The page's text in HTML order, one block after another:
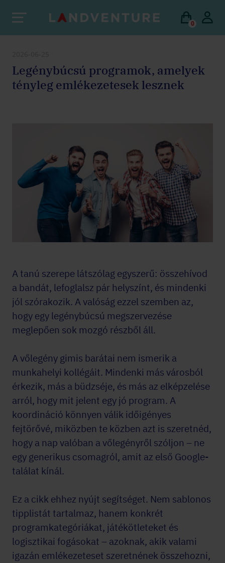
0
Legénybúcsú programok, amelyek
tényleg emlékezetesek lesznek
A tanú szerepe látszólag egyszerű: összehívod
a bandát, lefoglalsz pár helyszínt, és mindenki
jól szórakozik. A valóság ezzel szemben az,
hogy egy legénybúcsú megszervezése
meglepően sok mozgó részből áll.
A vőlegény gimis barátai nem ismerik a
munkahelyi kollégáit. Mindenki más városból
érkezik, más a büdzséje, és más az elképzelése
arról, hogy mit jelent egy jó program. A
koordináció könnyen válik időigényes
fejtörővé, miközben te közben azt is szeretnéd,
hogy a nap valóban a vőlegényről szóljon – ne
egy generikus csomagról, amit az első Google-
találat kínál.
Ez a cikk ehhez nyújt segítséget. Nem sablonos
tipplistát tartalmaz, hanem konkrét
programkategóriákat, játékötleteket és
logisztikai fogásokat – azoknak, akik valami
igazán emlékezeteset szeretnének összehozni,